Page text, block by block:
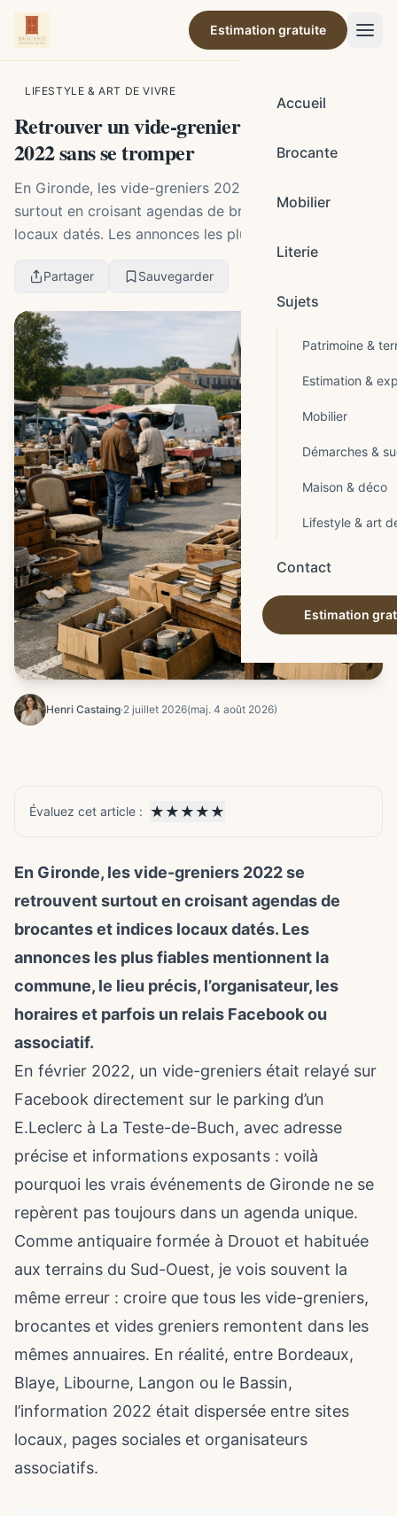
Estimation gratuite
Accueil
Brocante
Mobilier
Literie
Sujets
Patrimoine &
Estimation &
Mobilier
Démarches &
Maison & déco
Lifestyle & art
Contact
Estimation
LIFESTYLE & ART DE VIVRE
Retrouver un vide-grenier en Gironde en
2022 sans se tromper
En Gironde, les vide-greniers 2022 se retrouvent
surtout en croisant agendas de brocantes et indices
locaux datés. Les annonces les plus fiables
mentionnent la commune, le lieu précis,
l’organisateur,...
Partager Sauvegarder
Henri Castaing·2 juillet 2026(maj. 4 août 2026)
Évaluez cet article : ★ ★ ★ ★ ★
En Gironde, les vide-greniers 2022 se
retrouvent surtout en croisant agendas de
brocantes et indices locaux datés. Les
annonces les plus fiables mentionnent la
commune, le lieu précis, l’organisateur, les
horaires et parfois un relais Facebook ou
associatif.
En février 2022, un vide-greniers était relayé sur
Facebook directement sur le parking d’un
E.Leclerc à La Teste-de-Buch, avec adresse
précise et informations exposants : voilà
pourquoi les vrais événements de Gironde ne se
repèrent pas toujours dans un agenda unique.
Comme antiquaire formée à Drouot et habituée
aux terrains du Sud-Ouest, je vois souvent la
même erreur : croire que tous les vide-greniers,
brocantes et vides greniers remontent dans les
mêmes annuaires. En réalité, entre Bordeaux,
Blaye, Libourne, Langon ou le Bassin,
l’information 2022 était dispersée entre sites
locaux, pages sociales et organisateurs
associatifs.